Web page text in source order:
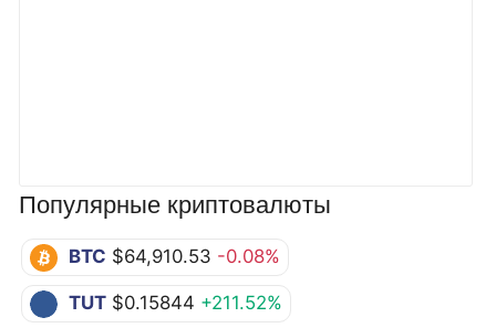
Популярные криптовалюты
BTC $64,910.53 -0.08%
TUT $0.15844 +211.52%